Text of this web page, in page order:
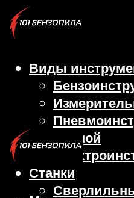
Виды
Ручной
Станки